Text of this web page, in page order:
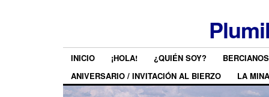
INICIO ¡HOLA! ¿QUIÉN SOY?
ANIVERSARIO / INVITACIÓN AL BIERZO
LA MINA